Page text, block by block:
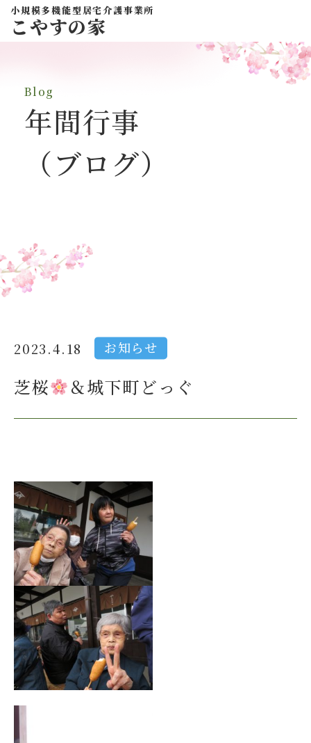
小規模多機能型居宅介護事業所
こやすの家
Blog
年間行事
（ブログ）
2023.4.18 お知らせ
芝桜 ＆城下町どっぐ